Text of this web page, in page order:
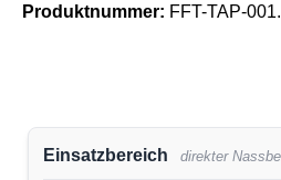
Produktnummer: FFT-TAP-
Einsatzbereich direkter